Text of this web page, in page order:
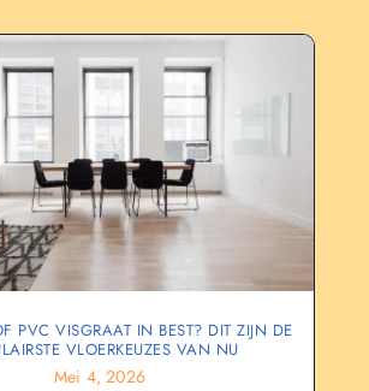
PVC VISGRAAT IN BEST? DIT ZIJN DE
VLOERKEUZES VAN NU
Mei 4, 2026